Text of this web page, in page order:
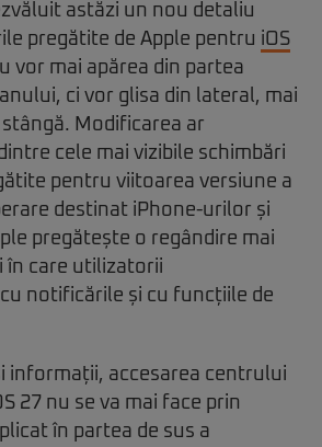
astăzi un nou detaliu
pregătite de Apple pentru iOS
vor mai apărea din partea
ci vor glisa din lateral, mai
Modificarea ar
cele mai vizibile schimbări
pentru viitoarea versiune a
destinat iPhone-urilor și
pregătește o regândire mai
în care utilizatorii
notificările și cu funcțiile de
informații, accesarea centrului
27 nu se va mai face prin
în partea de sus a